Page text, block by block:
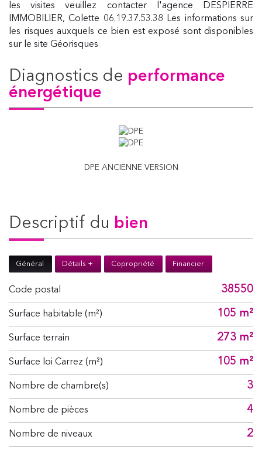
les visites veuillez contacter l'agence DESPIERRE
IMMOBILIER, Colette 06.19.37.53.38 Les informations sur
les risques auxquels ce bien est exposé sont disponibles
sur le site Géorisques
diagnostics de performance
énergétique
DPE ANCIENNE VERSION
descriptif du bien
Général Détails + Copropriété Financier
Code postal 38550
Surface habitable (m²) 105 m²
surface terrain 273 m²
Surface loi Carrez (m²) 105 m²
Nombre de chambre(s) 3
Nombre de pièces 4
Nombre de niveaux 2